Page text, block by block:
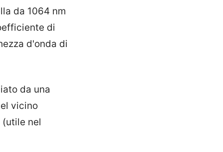
da 1064 nm
di
d'onda di
da una
vicino
(utile nel